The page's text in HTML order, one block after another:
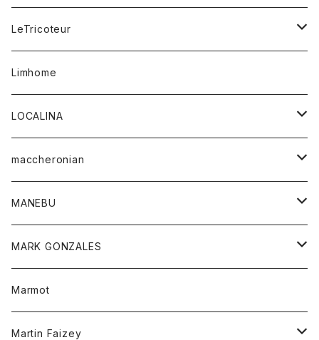
リング
バンダナ
タンクトップ
Tシャツ
セーター
チュニック
コート
シャツ
ワンピース
Tシャツ
ボトム
スカート
パンツ
レディース
アウター
カットソー
トップス
シャツ
LeTricoteur
カーディガン
Limhome
LOCALINA
ロングスリーブテーシャツ
maccheronian
靴
MANEBU
靴
MARK GONZALES
トップス
Tシャツ
Marmot
Martin Faizey